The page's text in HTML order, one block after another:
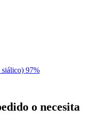
97%
o necesita